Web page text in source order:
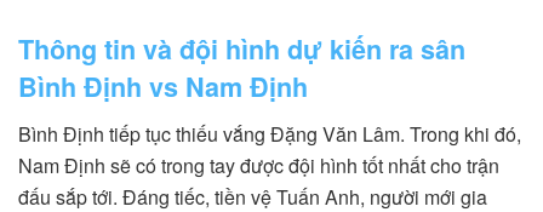
Thông tin và đội hình dự kiến ra sân
Bình Định vs Nam Định
Bình Định tiếp tục thiếu vắng Đặng Văn Lâm. Trong khi đó,
Nam Định sẽ có trong tay được đội hình tốt nhất cho trận
đấu sắp tới. Đáng tiếc, tiền vệ Tuấn Anh, người mới gia